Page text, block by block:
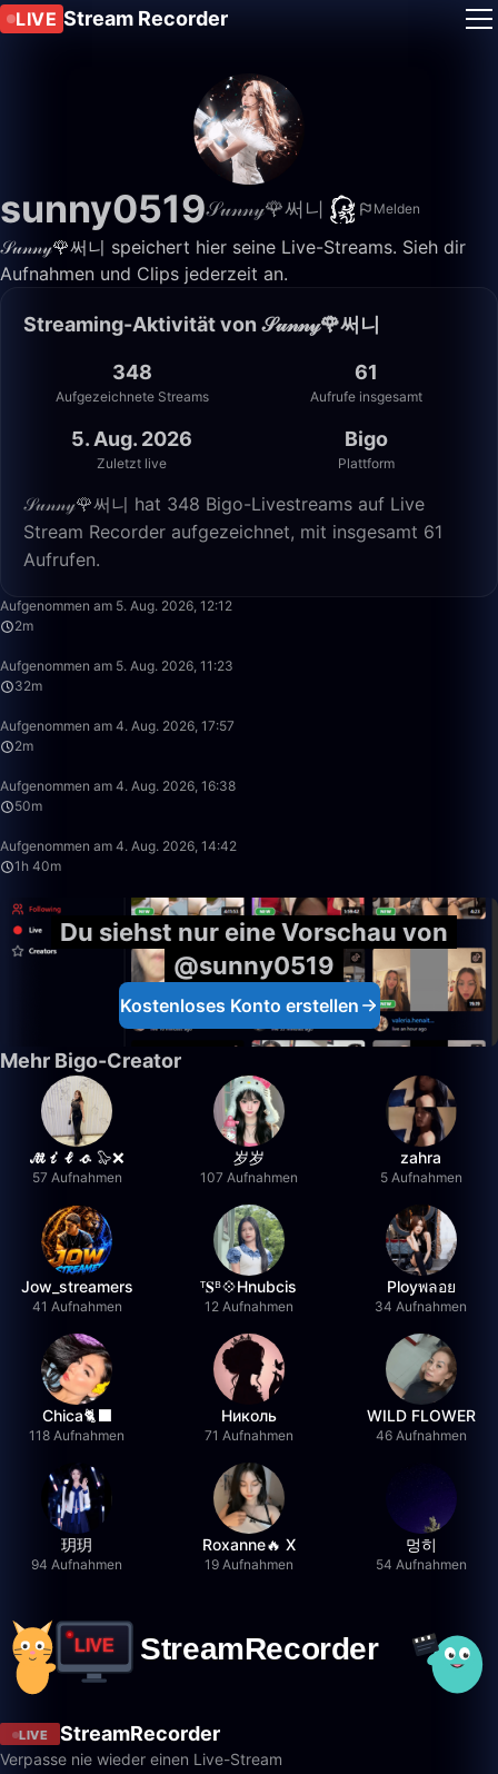
LIVE Stream Recorder
sunny0519𝒮𝓊𝓃𝓃𝓎🌹써니 Melden
𝒮𝓊𝓃𝓃𝓎🌹써니 speichert hier seine Live-Streams. Sieh dir
Aufnahmen und Clips jederzeit an.
Streaming-Aktivität von 𝒮𝓊𝓃𝓃𝓎🌹써니
348
Aufgezeichnete Streams
61
Aufrufe insgesamt
5. Aug. 2026
Zuletzt live
Bigo
Plattform
𝒮𝓊𝓃𝓃𝓎🌹써니 hat 348 Bigo-Livestreams auf Live
Stream Recorder aufgezeichnet, mit insgesamt 61
Aufrufen.
Aufgenommen am 5. Aug. 2026, 12:12
2m
Aufgenommen am 5. Aug. 2026, 11:23
32m
Aufgenommen am 4. Aug. 2026, 17:57
2m
Aufgenommen am 4. Aug. 2026, 16:38
50m
Aufgenommen am 4. Aug. 2026, 14:42
1h 40m
Du siehst nur eine Vorschau von
@sunny0519
Kostenloses Konto erstellen
Mehr Bigo-Creator
𝓜𝓲𝓵𝓸 🦭❌
57 Aufnahmen
岁岁
107 Aufnahmen
zahra
5 Aufnahmen
Jow_streamers
41 Aufnahmen
ᵀ𝐒ᴮ💠Hnubcis
12 Aufnahmen
Ployพลอย
34 Aufnahmen
Chica🐈‍⬛
118 Aufnahmen
Николь
71 Aufnahmen
WILD FLOWER
46 Aufnahmen
玥玥
94 Aufnahmen
Roxanne🔥 X
19 Aufnahmen
멍히
54 Aufnahmen
LIVE StreamRecorder
Verpasse nie wieder einen Live-Stream